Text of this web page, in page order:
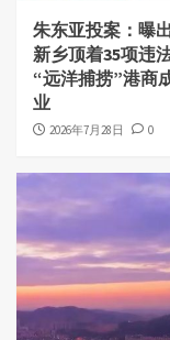
朱东亚投案：曝
新乡顶着35项违
“远洋捕捞”港商
业
2026年7月28日 0